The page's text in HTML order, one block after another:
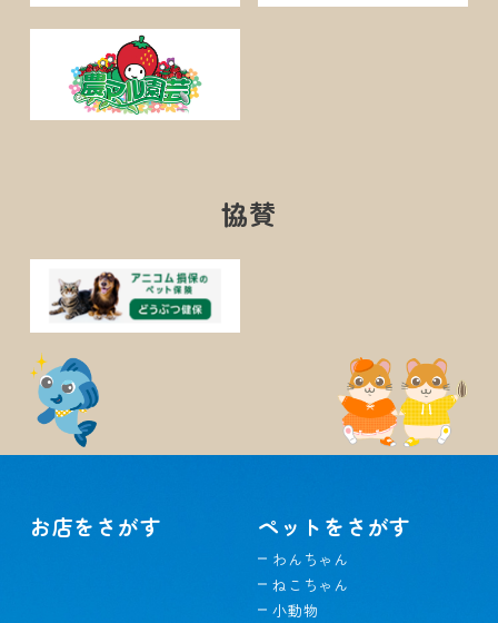
協賛
お店をさがす ペットをさがす
わんちゃん
ねこちゃん
小動物